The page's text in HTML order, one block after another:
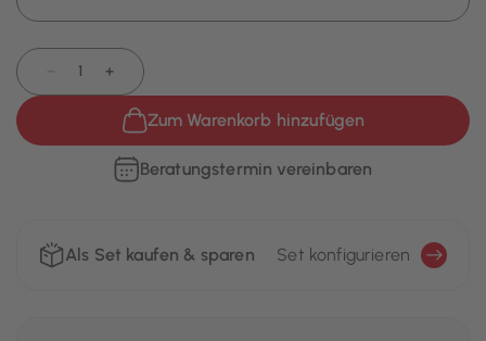
+
Zum Warenkorb hinzufügen
Beratungstermin vereinbaren
Als Set kaufen & sparen Set konfigurieren